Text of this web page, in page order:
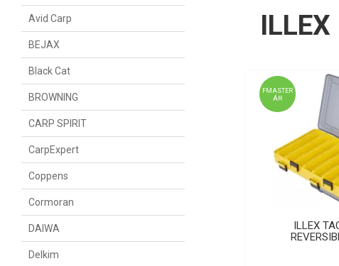
ILLEX
FMASTER
ÁR
ILLEX
Avid Carp
BEJAX
Black Cat
BROWNING
CARP SPIRIT
CarpExpert
Coppens
Cormoran
DAIWA
Delkim